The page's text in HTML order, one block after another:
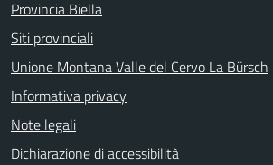
Provincia Biella
Siti provinciali
Unione Montana Valle del Cervo La Bürsch
Informativa privacy
Note legali
Dichiarazione di accessibilità